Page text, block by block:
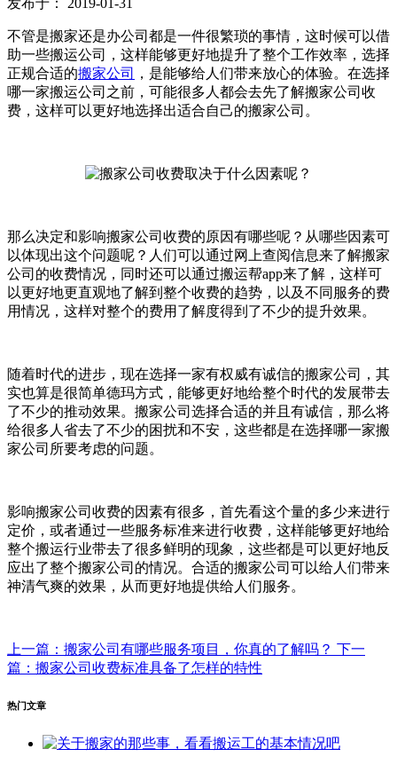
发布于： 2019-01-31
不管是搬家还是办公司都是一件很繁琐的事情，这时候可以借
助一些搬运公司，这样能够更好地提升了整个工作效率，选择
正规合适的搬家公司
，是能够给人们带来放心的体验。在选择
哪一家搬运公司之前，可能很多人都会去先了解搬家公司收
费，这样可以更好地选择出适合自己的搬家公司。
那么决定和影响搬家公司收费的原因有哪些呢？从哪些因素可
以体现出这个问题呢？人们可以通过网上查阅信息来了解搬家
公司的收费情况，同时还可以通过搬运帮app来了解，这样可
以更好地更直观地了解到整个收费的趋势，以及不同服务的费
用情况，这样对整个的费用了解度得到了不少的提升效果。
随着时代的进步，现在选择一家有权威有诚信的搬家公司，其
实也算是很简单德玛方式，能够更好地给整个时代的发展带去
了不少的推动效果。搬家公司选择合适的并且有诚信，那么将
给很多人省去了不少的困扰和不安，这些都是在选择哪一家搬
家公司所要考虑的问题。
影响搬家公司收费的因素有很多，首先看这个量的多少来进行
定价，或者通过一些服务标准来进行收费，这样能够更好地给
整个搬运行业带去了很多鲜明的现象，这些都是可以更好地反
应出了整个搬家公司的情况。合适的搬家公司可以给人们带来
神清气爽的效果，从而更好地提供给人们服务。
上一篇：搬家公司有哪些服务项目，你真的了解吗？ 下一
篇：搬家公司收费标准具备了怎样的特性
热门文章